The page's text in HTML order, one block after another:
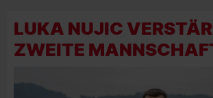
LUKA NUJIC
ZWEITE